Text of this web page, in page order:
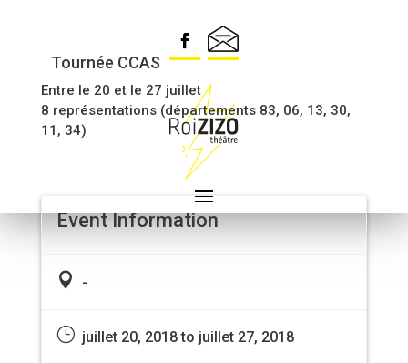
Tournée CCAS
Entre le 20 et le 27 juillet
8 représentations (départements 83, 06, 13, 30,
11, 34)
Event Information
 -
}juillet 20, 2018 to juillet 27, 2018